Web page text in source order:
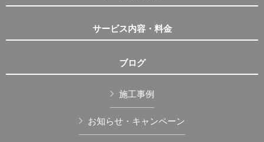
サービス内容・料金
ブログ
施工事例
お知らせ・キャンペーン